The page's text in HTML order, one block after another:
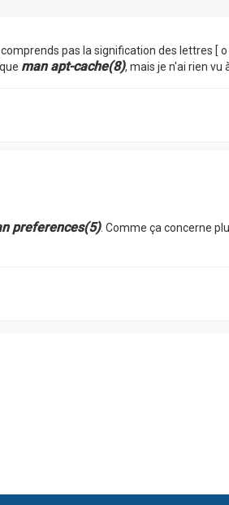
pas la signification des lettres [
man apt-cache(8), mais je n'ai rien vu
preferences(5). Comme ça concerne